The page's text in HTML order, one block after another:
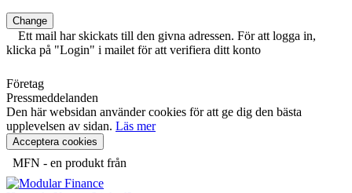
Change
Ett mail har skickats till den givna adressen. För att logga in,
klicka på "Login" i mailet för att verifiera ditt konto
Företag
Pressmeddelanden
Den här websidan använder cookies för att ge dig den bästa
upplevelsen av sidan. Läs mer
Acceptera cookies
MFN - en produkt från